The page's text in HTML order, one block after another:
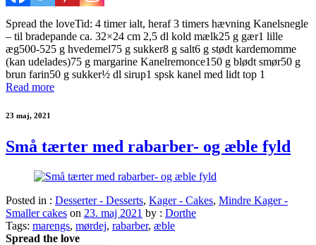
Spread the loveTid: 4 timer ialt, heraf 3 timers hævning Kanelsnegle
– til bradepande ca. 32×24 cm 2,5 dl kold mælk25 g gær1 lille
æg500-525 g hvedemel75 g sukker8 g salt6 g stødt kardemomme
(kan udelades)75 g margarine Kanelremonce150 g blødt smør50 g
brun farin50 g sukker½ dl sirup1 spsk kanel med lidt top 1
Read more
23 maj, 2021
Små tærter med rabarber- og æble fyld
Posted in : Desserter - Desserts, Kager - Cakes, Mindre Kager -
Smaller cakes on 23. maj 2021 by : Dorthe
Tags: marengs, mørdej, rabarber, æble
Spread the love